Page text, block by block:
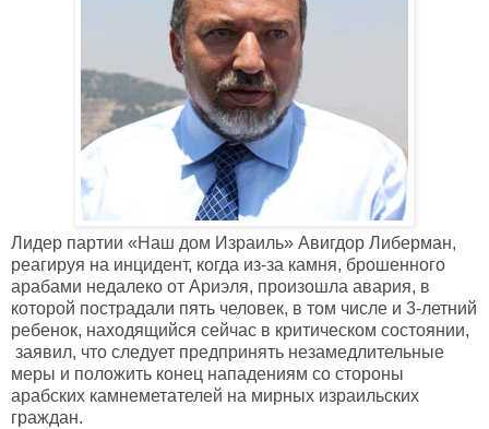
Лидер партии «Наш дом Израиль» Авигдор Либерман,
реагируя на инцидент, когда из-за камня, брошенного
арабами недалеко от Ариэля, произошла авария, в
которой пострадали пять человек, в том числе и 3-летний
ребенок, находящийся сейчас в критическом состоянии,
заявил, что следует предпринять незамедлительные
меры и положить конец нападениям со стороны
арабских камнеметателей на мирных израильских
граждан.